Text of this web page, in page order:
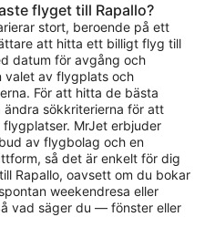
flyget till Rapallo?
stort, beroende på ett
att hitta ett billigt flyg till
datum för avgång och
valet av flygplats och
För att hitta de bästa
sökkriterierna för att
MrJet erbjuder
av flygbolag och en
så det är enkelt för dig
Rapallo, oavsett om du bokar
weekendresa eller
vad säger du — fönster eller